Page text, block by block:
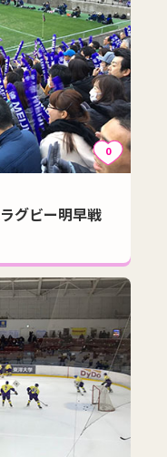
0
グビー明早戦